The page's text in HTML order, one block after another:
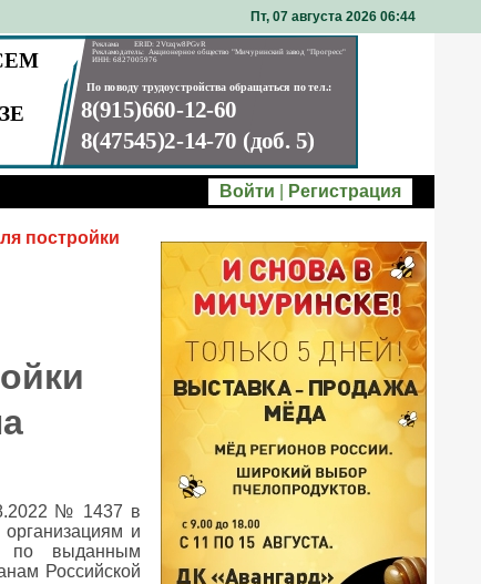
Пт, 07 августа 2026 06:44
Войти Регистрация
постройки
№ 1437 в
и
по выданным
Российской